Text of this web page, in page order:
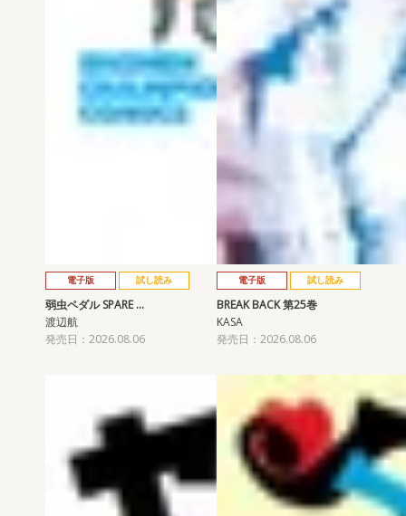
電子版 試し読み
弱虫ペダル SPARE …
渡辺航
発売日：2026.08.06
電子版 試し読み
BREAK BACK 第25巻
KASA
発売日：2026.08.06